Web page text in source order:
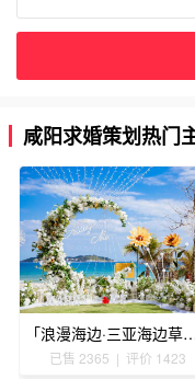
咸阳求婚策划热门
「浪漫海边·三亚海
已售 2365 | 评价 1423